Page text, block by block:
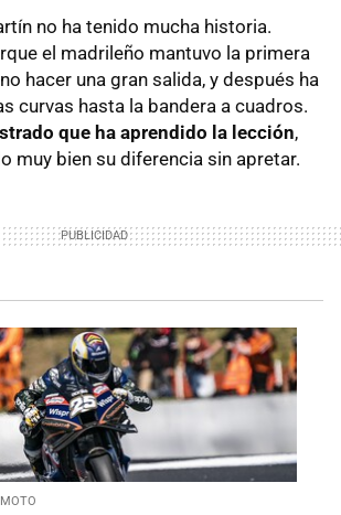
no ha tenido mucha historia.
el madrileño mantuvo la primera
hacer una gran salida, y después ha
curvas hasta la bandera a cuadros.
que ha aprendido la lección,
muy bien su diferencia sin apretar.